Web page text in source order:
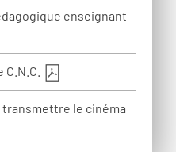
enseignant
le cinéma